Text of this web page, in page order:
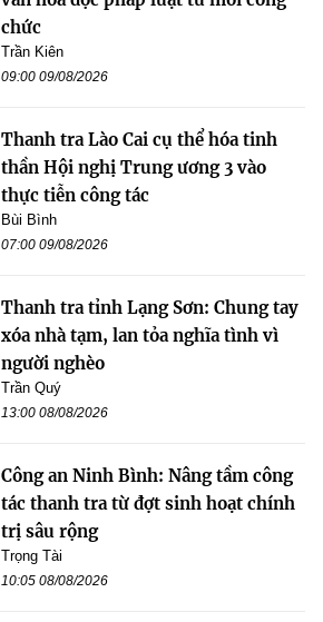
chức
Trần Kiên
09:00 09/08/2026
Thanh tra Lào Cai cụ thể hóa tinh
thần Hội nghị Trung ương 3 vào
thực tiễn công tác
Bùi Bình
07:00 09/08/2026
Thanh tra tỉnh Lạng Sơn: Chung tay
xóa nhà tạm, lan tỏa nghĩa tình vì
người nghèo
Trần Quý
13:00 08/08/2026
Công an Ninh Bình: Nâng tầm công
tác thanh tra từ đợt sinh hoạt chính
trị sâu rộng
Trọng Tài
10:05 08/08/2026